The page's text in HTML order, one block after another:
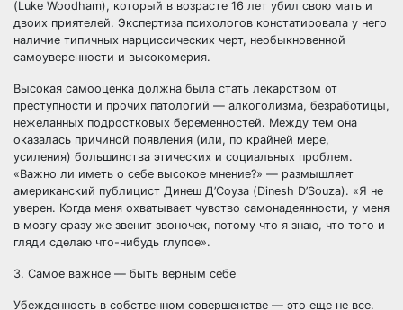
(Luke Woodham), который в возрасте 16 лет убил свою мать и
двоих приятелей. Экспертиза психологов констатировала у него
наличие типичных нарциссических черт, необыкновенной
самоуверенности и высокомерия.
Высокая самооценка должна была стать лекарством от
преступности и прочих патологий — алкоголизма, безработицы,
нежеланных подростковых беременностей. Между тем она
оказалась причиной появления (или, по крайней мере,
усиления) большинства этических и социальных проблем.
«Важно ли иметь о себе высокое мнение?» — размышляет
американский публицист Динеш Д’Соуза (Dinesh D’Souza). «Я не
уверен. Когда меня охватывает чувство самонадеянности, у меня
в мозгу сразу же звенит звоночек, потому что я знаю, что того и
гляди сделаю что-нибудь глупое».
3. Самое важное — быть верным себе
Убежденность в собственном совершенстве — это еще не все.